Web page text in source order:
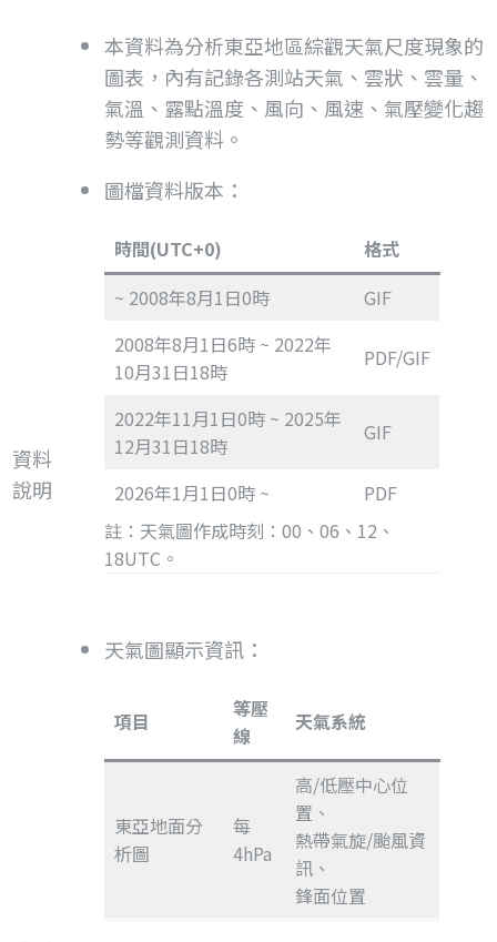
資料
說明
本資料為分析東亞地區綜觀天氣尺度現象的
圖表，內有記錄各測站天氣、雲狀、雲量、
氣溫、露點溫度、風向、風速、氣壓變化趨
勢等觀測資料。
圖檔資料版本：
時間(UTC+0)
格式
~ 2008年8月1日0時
GIF
2008年8月1日6時 ~ 2022年
10月31日18時
PDF/GIF
2022年11月1日0時 ~ 2025年
12月31日18時
GIF
2026年1月1日0時 ~
PDF
註：天氣圖作成時刻：00、06、12、
18UTC。
天氣圖顯示資訊：
項目
等壓
線
天氣系統
東亞地面分
析圖
每
4hPa
高/低壓中心位
置、
熱帶氣旋/颱風資
訊、
鋒面位置